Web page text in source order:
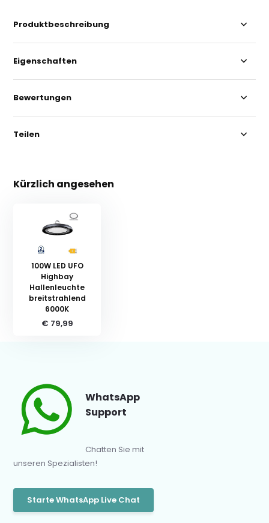
Produktbeschreibung
Eigenschaften
Bewertungen
Teilen
Kürzlich angesehen
100W LED UFO
Highbay
Hallenleuchte
breitstrahlend
6000K
€ 79,99
WhatsApp
Support
Chatten Sie mit
unseren Spezialisten!
Starte WhatsApp Live Chat